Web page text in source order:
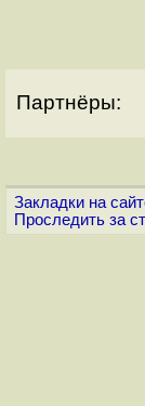
Партнёры:
Закладки на
Проследить за